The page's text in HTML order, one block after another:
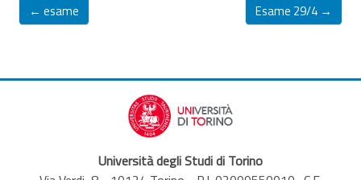
← esame Esame 29/4 →
Università degli Studi di Torino